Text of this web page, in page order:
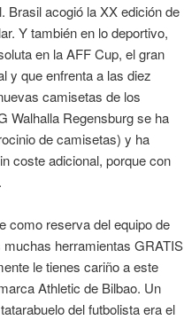
Brasil acogió la XX edición de
Y también en lo deportivo,
en la AFF Cup, el gran
y que enfrenta a las diez
camisetas de los
Walhalla Regensburg se ha
de camisetas) y ha
coste adicional, porque con
como reserva del equipo de
herramientas GRATIS
le tienes cariño a este
Athletic de Bilbao. Un
del futbolista era el